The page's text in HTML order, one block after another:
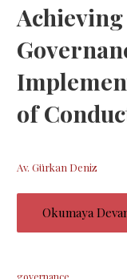
of
Av. Gürkan Deniz
Okumaya